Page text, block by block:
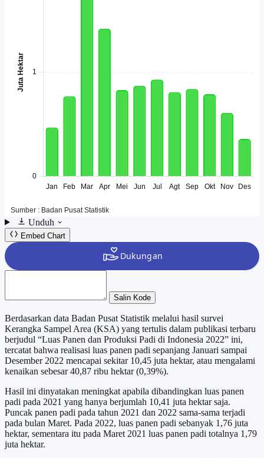
Unduh
Embed Chart
Salin Kode
Berdasarkan data Badan Pusat Statistik melalui hasil survei
Kerangka Sampel Area (KSA) yang tertulis dalam publikasi terbaru
berjudul “Luas Panen dan Produksi Padi di Indonesia 2022” ini,
tercatat bahwa realisasi luas panen padi sepanjang Januari sampai
Desember 2022 mencapai sekitar 10,45 juta hektar, atau mengalami
kenaikan sebesar 40,87 ribu hektar (0,39%).
Hasil ini dinyatakan meningkat apabila dibandingkan luas panen
padi pada 2021 yang hanya berjumlah 10,41 juta hektar saja.
Puncak panen padi pada tahun 2021 dan 2022 sama-sama terjadi
pada bulan Maret. Pada 2022, luas panen padi sebanyak 1,76 juta
hektar, sementara itu pada Maret 2021 luas panen padi totalnya 1,79
juta hektar.